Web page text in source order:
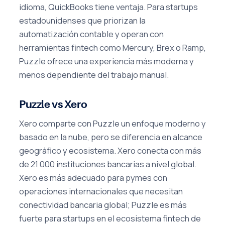
idioma, QuickBooks tiene ventaja. Para startups
estadounidenses que priorizan la
automatización contable y operan con
herramientas fintech como Mercury, Brex o Ramp,
Puzzle ofrece una experiencia más moderna y
menos dependiente del trabajo manual.
Puzzle vs Xero
Xero comparte con Puzzle un enfoque moderno y
basado en la nube, pero se diferencia en alcance
geográfico y ecosistema. Xero conecta con más
de 21 000 instituciones bancarias a nivel global.
Xero es más adecuado para pymes con
operaciones internacionales que necesitan
conectividad bancaria global; Puzzle es más
fuerte para startups en el ecosistema fintech de